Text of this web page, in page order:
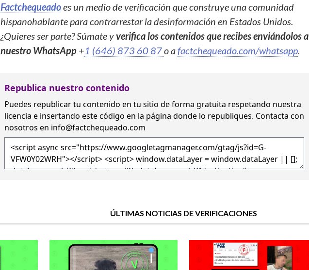
Factchequeadoes un medio de verificación que construye una comunidad
hispanohablante para contrarrestar la desinformación en Estados Unidos.
¿Quieres ser parte? Súmate yverifica los contenidos que recibes enviándolos a
nuestro WhatsApp +1 (646) 873 60 87o afactchequeado.com/whatsapp
Republica nuestro contenido
Puedes republicar tu contenido en tu sitio de forma gratuita respetando nuestra
licencia e insertando este código en la página donde lo republiques. Contacta con
nosotros en info@factchequeado.com
ÚLTIMAS NOTICIAS DE VERIFICACIONES